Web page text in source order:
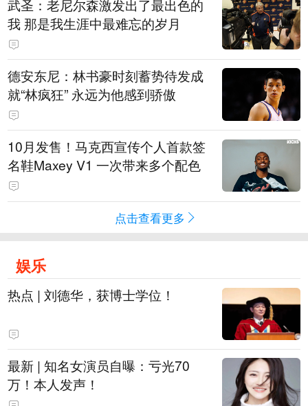
武圣：老尼尔森激发出了最出色的
我 那是我生涯中最难忘的岁月
德安东尼：林书豪时刻蓄势待发成
就“林疯狂” 永远为他感到骄傲
10月发售！马克西宣传个人首款签
名鞋Maxey V1 一次带来多个配色
点击查看更多
娱乐
热点 | 刘德华，获博士学位！
最新 | 知名女演员自曝：亏光70
万！本人发声！